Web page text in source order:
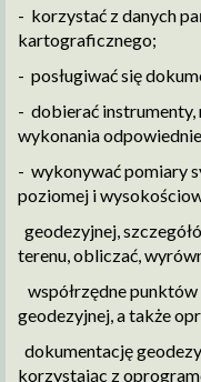
- korzystać z danych
kartograficznego;
- posługiwać się
- dobierać
wykonania
- wykonywać pomiary
poziomej i
geodezyjnej,
terenu, obliczać,
współrzędne
geodezyjnej, a także
dokumentację
korzystając z